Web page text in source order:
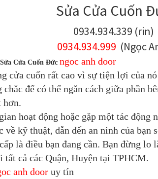
Sửa Cửa Cuốn
0934.934.339 (rin)
0934.934.999 (Ngọc
Sửa Cửa Cuốn Đức ngoc anh door
cửa cuốn rất cao vì sự tiện lợi của
để có thể ngăn cách giữa phần
hơn.
hoạt động hoặc gặp một tác động
về kỹ thuật, dẫn đến an ninh của
là điều bạn đang cần. Bạn đừng lo
tất cả các Quận, Huyện tại TPHCM.
anh door uy tín